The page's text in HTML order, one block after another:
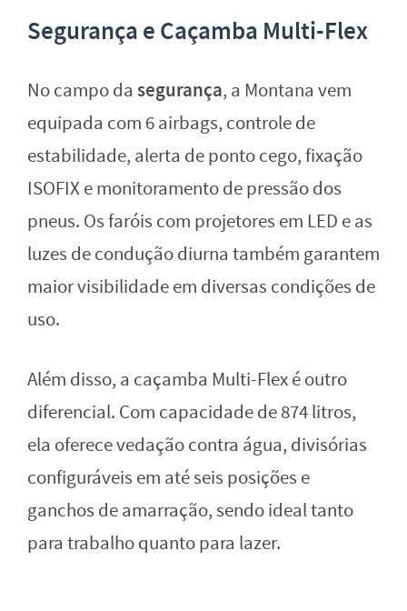
Segurança e Caçamba Multi-Flex
No campo da segurança, a Montana vem
equipada com 6 airbags, controle de
estabilidade, alerta de ponto cego, fixação
ISOFIX e monitoramento de pressão dos
pneus. Os faróis com projetores em LED e as
luzes de condução diurna também garantem
maior visibilidade em diversas condições de
uso.
Além disso, a caçamba Multi-Flex é outro
diferencial. Com capacidade de 874 litros,
ela oferece vedação contra água, divisórias
configuráveis em até seis posições e
ganchos de amarração, sendo ideal tanto
para trabalho quanto para lazer.